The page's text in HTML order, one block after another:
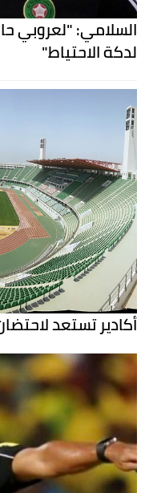
السلامي: "لعروبي
لدكة الاحتياط"
أكادير تستعد